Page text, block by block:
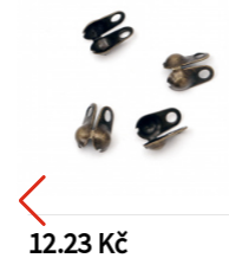
12.23 Kč